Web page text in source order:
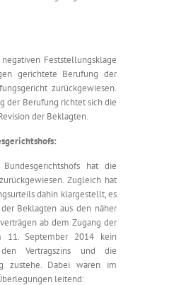
Feststellungsklage
gerichtete Berufung der
zurückgewiesen.
der Berufung richtet sich die
der Beklagten.
hat die
Zugleich hat
dahin klargestellt, es
Beklagten aus den näher
ab dem Zugang der
11. September 2014 kein
Vertragszins und die
zustehe. Dabei waren im
leitend: